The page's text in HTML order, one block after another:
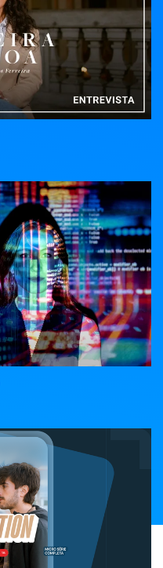
87ª Volta a Portugal
em Bicicleta
24 Horas